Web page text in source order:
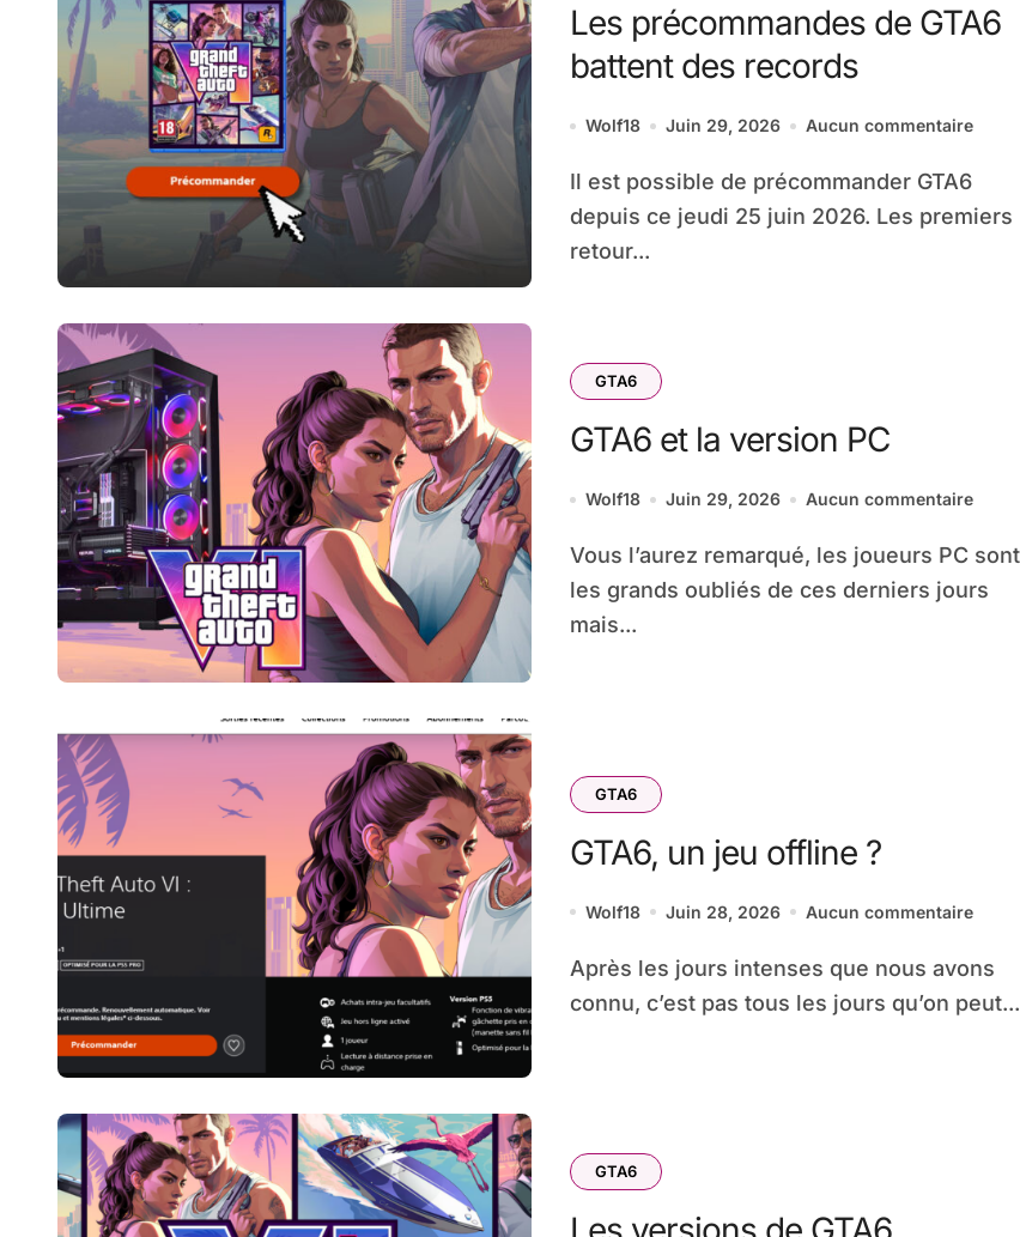
Les précommandes de GTA6
battent des records
Wolf18 Juin 29, 2026 Aucun commentaire
Il est possible de précommander GTA6
depuis ce jeudi 25 juin 2026. Les premiers
retour...
GTA6
GTA6 et la version PC
Wolf18 Juin 29, 2026 Aucun commentaire
Vous l’aurez remarqué, les joueurs PC sont
les grands oubliés de ces derniers jours
mais...
GTA6
GTA6, un jeu offline ?
Wolf18 Juin 28, 2026 Aucun commentaire
Après les jours intenses que nous avons
connu, c’est pas tous les jours qu’on peut...
GTA6